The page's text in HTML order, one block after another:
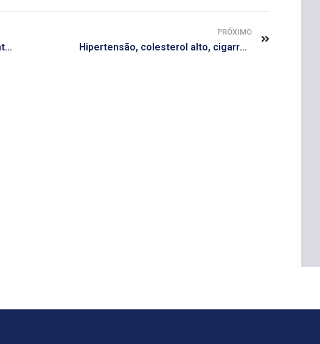
Anvisa recua e remédio equivalente não será mais barato
PRÓXIMO
Hipertensão, colesterol alto, cigarro e diabetes aumentam risco cardíaco